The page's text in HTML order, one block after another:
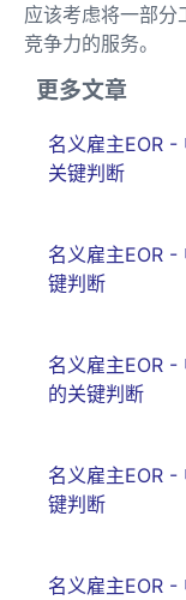
应该考虑将一部分
竞争力的服务。
更多文章
名义雇主EOR -
关键判断
名义雇主EOR -
键判断
名义雇主EOR -
的关键判断
名义雇主EOR -
键判断
名义雇主EOR -